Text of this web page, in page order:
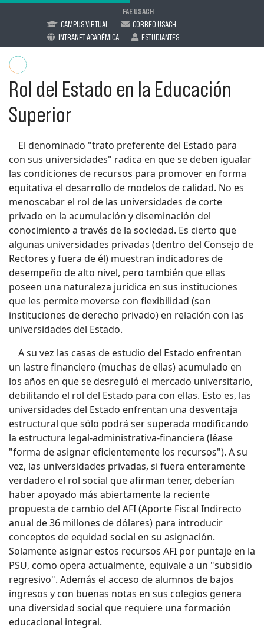
FAE USACH
CAMPUS VIRTUAL
CORREO USACH
INTRANET ACADÉMICA
ESTUDIANTES
Rol del Estado en la Educación
Superior
El denominado "trato preferente del Estado para
con sus universidades" radica en que se deben igualar
las condiciones de recursos para promover en forma
equitativa el desarrollo de modelos de calidad. No es
menoscabar el rol de las universidades de corte
privado en la acumulación y diseminación del
conocimiento a través de la sociedad. Es cierto que
algunas universidades privadas (dentro del Consejo de
Rectores y fuera de él) muestran indicadores de
desempeño de alto nivel, pero también que ellas
poseen una naturaleza jurídica en sus instituciones
que les permite moverse con flexibilidad (son
instituciones de derecho privado) en relación con las
universidades del Estado.
A su vez las casas de estudio del Estado enfrentan
un lastre financiero (muchas de ellas) acumulado en
los años en que se desreguló el mercado universitario,
debilitando el rol del Estado para con ellas. Esto es, las
universidades del Estado enfrentan una desventaja
estructural que sólo podrá ser superada modificando
la estructura legal-administrativa-financiera (léase
"forma de asignar eficientemente los recursos"). A su
vez, las universidades privadas, si fuera enteramente
verdadero el rol social que afirman tener, deberían
haber apoyado más abiertamente la reciente
propuesta de cambio del AFI (Aporte Fiscal Indirecto
anual de 36 millones de dólares) para introducir
conceptos de equidad social en su asignación.
Solamente asignar estos recursos AFI por puntaje en la
PSU, como opera actualmente, equivale a un "subsidio
regresivo". Además el acceso de alumnos de bajos
ingresos y con buenas notas en sus colegios genera
una diversidad social que requiere una formación
educacional integral.